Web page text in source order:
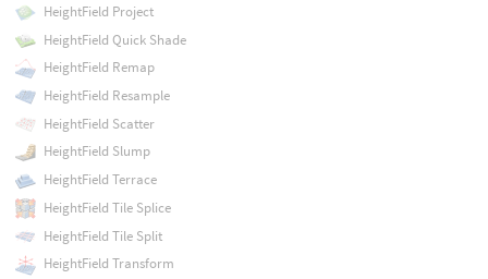
HeightField Project
HeightField Quick Shade
HeightField Remap
HeightField Resample
HeightField Scatter
HeightField Slump
HeightField Terrace
HeightField Tile Splice
HeightField Tile Split
HeightField Transform